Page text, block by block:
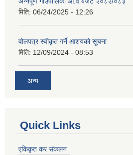
मिति: 06/24/2025 - 12:26
वोलपत्र स्वीकृत गर्ने आशयको सूचना
मिति: 12/09/2024 - 08:53
अन्य
Quick Links
एकिकृत कर संकलन